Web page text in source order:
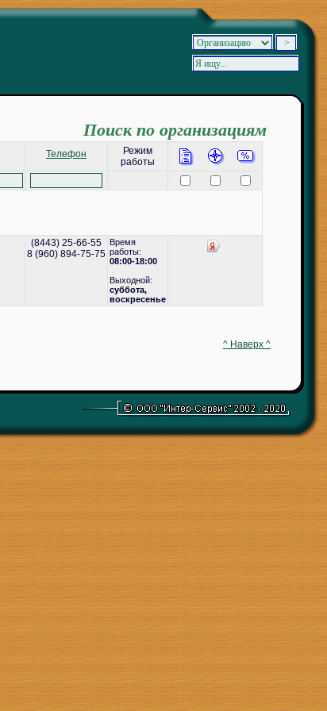
Поиск по организациям
Телефон
Режим
работы
(8443) 25-66-55
8 (960) 894-75-75
Время
работы:
08:00-18:00
Выходной:
cуббота,
воскресенье
^ Наверх ^